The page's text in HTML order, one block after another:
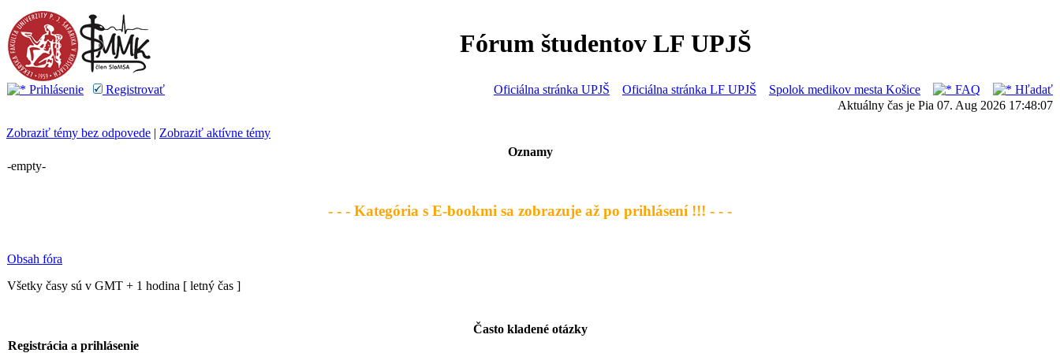
Fórum študentov LF UPJŠ
Prihlásenie Registrovať Oficiálna stránka UPJŠ Oficiálna stránka LF UPJŠ Spolok medikov mesta Košice FAQ
Hľadať
Aktuálny čas je Pia 07. Aug 2026 17:48:07
Zobraziť témy bez odpovede | Zobraziť aktívne témy
Oznamy
-empty-
- - - Kategória s E-bookmi sa zobrazuje až po prihlásení !!! - - -
Obsah fóra
Všetky časy sú v GMT + 1 hodina [ letný čas ]
Často kladené otázky
Registrácia a prihlásenie